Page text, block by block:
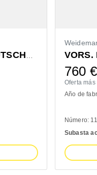
Año de fabricación 2019
Número: 11103454
Subasta acaba en: 5 days
A la subasta